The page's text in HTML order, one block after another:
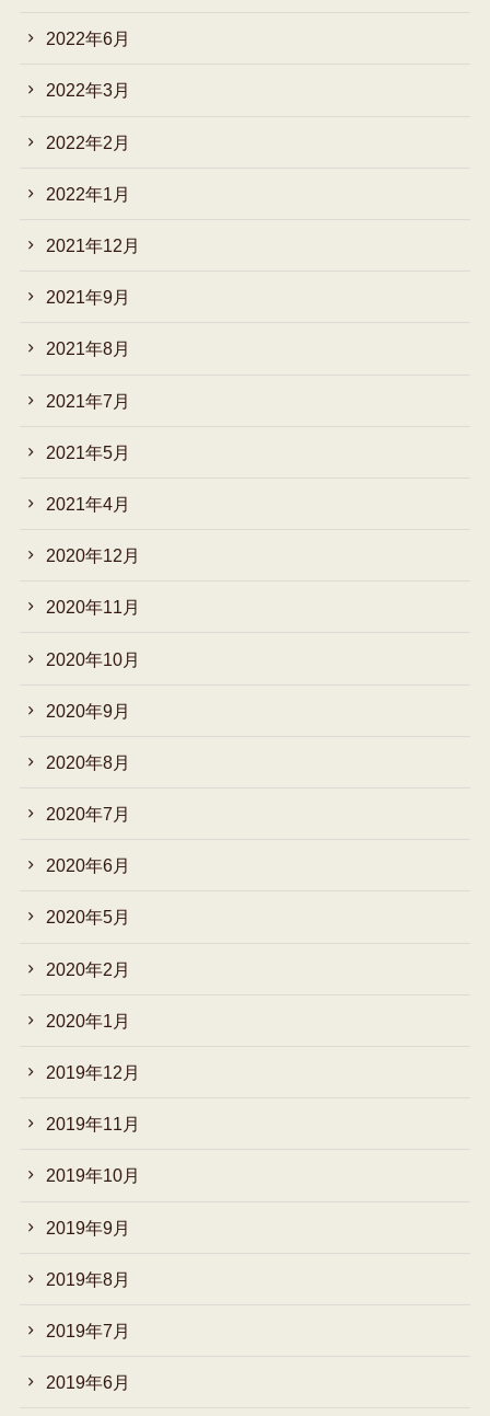
2022年6月
2022年3月
2022年2月
2022年1月
2021年12月
2021年9月
2021年8月
2021年7月
2021年5月
2021年4月
2020年12月
2020年11月
2020年10月
2020年9月
2020年8月
2020年7月
2020年6月
2020年5月
2020年2月
2020年1月
2019年12月
2019年11月
2019年10月
2019年9月
2019年8月
2019年7月
2019年6月